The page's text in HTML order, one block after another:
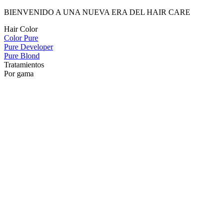
BIENVENIDO A UNA NUEVA ERA DEL HAIR CARE
Hair Color
Color Pure
Pure Developer
Pure Blond
Tratamientos
Por gama